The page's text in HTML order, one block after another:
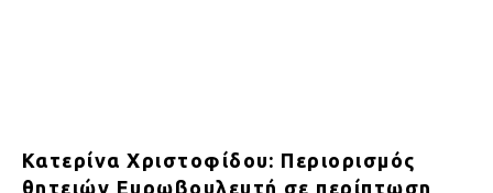
Κατερίνα Χριστοφίδου: Περιορισμός
θητειών Ευρωβουλευτή σε περίπτωση